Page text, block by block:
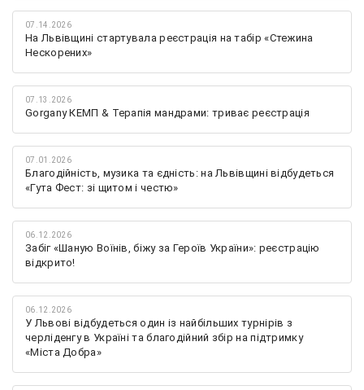
07.14.2026
На Львівщині стартувала реєстрація на табір «Стежина
Нескорених»
07.13.2026
Gorgany КЕМП & Терапія мандрами: триває реєстрація
07.01.2026
Благодійність, музика та єдність: на Львівщині відбудеться
«Гута Фест: зі щитом і честю»
06.12.2026
Забіг «Шаную Воїнів, біжу за Героїв України»: реєстрацію
відкрито!
06.12.2026
У Львові відбудеться один із найбільших турнірів з
черліденгу в Україні та благодійний збір на підтримку
«Міста Добра»